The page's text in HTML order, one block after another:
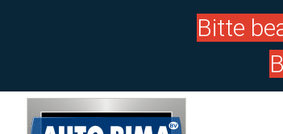
Bitte